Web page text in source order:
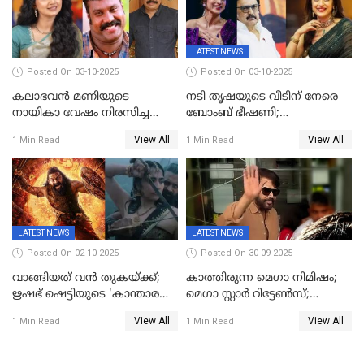
Posted On 03-10-2025
കലാഭവൻ മണിയുടെ
നായികാ വേഷം നിരസിച്ച
നടി ദിവ്യ ഉണ്ണിയല്ലെന്നും
സമൂഹമാധ്യമത്തിൽ കുറിപ്പ്
1 Min Read View All
LATEST NEWS
Posted On 03-10-2025
നടി തൃഷയുടെ വീടിന് നേരെ
ബോംബ് ഭീഷണി;
കണ്ടെത്തൽ
1 Min Read View All
LATEST NEWS
Posted On 02-10-2025
വാങ്ങിയത് വൻ തുകയ്ക്ക്;
ഋഷഭ് ഷെട്ടിയുടെ 'കാന്താര
കാണാം
1 Min Read View All
LATEST NEWS
Posted On 30-09-2025
കാത്തിരുന്ന മെഗാ നിമിഷം;
മെഗാ സ്റ്റാർ റിട്ടേൺസ്;
ക്യാമറയ്ക്ക് മുന്നിലേക്ക്
1 Min Read View All